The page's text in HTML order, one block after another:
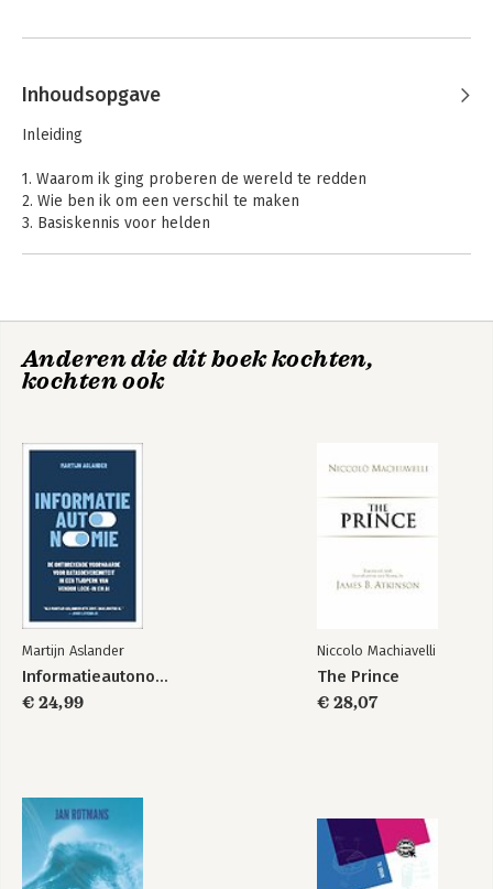
Inhoudsopgave
Inleiding
1. Waarom ik ging proberen de wereld te redden
2. Wie ben ik om een verschil te maken
3. Basiskennis voor helden
Anderen die dit boek kochten,
kochten ook
Martijn Aslander
Informatieautonomie
€ 24,99
Niccolo Machiavelli
The Prince
€ 28,07